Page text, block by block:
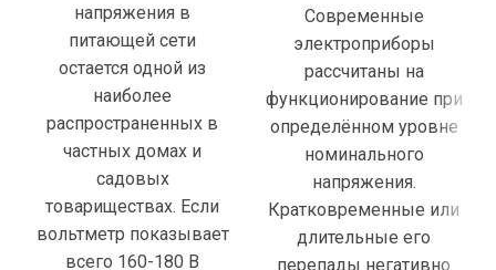
напряжения в
питающей сети
остается одной из
наиболее
распространенных в
частных домах и
садовых
товариществах. Если
вольтметр показывает
всего 160-180 В
Cовременные
электроприборы
рассчитаны на
функционирование при
определённом уровне
номинального
напряжения.
Кратковременные или
длительные его
перепады негативно